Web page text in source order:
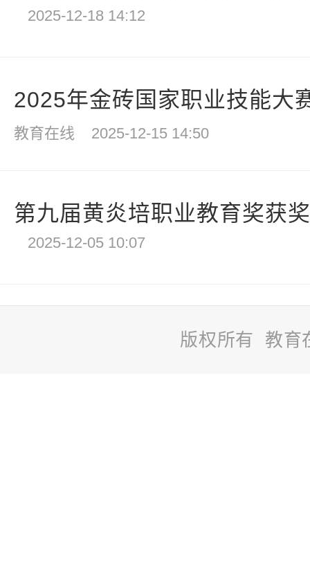
2025-12-18 14:12
2025年金砖国家职业技能大
教育在线 2025-12-15 14:50
第九届黄炎培职业教育奖获
2025-12-05 10:07
版权所有 教育